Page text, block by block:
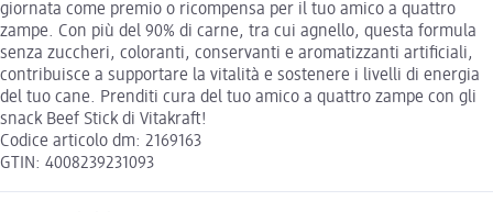
giornata come premio o ricompensa per il tuo amico a quattro
zampe. Con più del 90% di carne, tra cui agnello, questa formula
senza zuccheri, coloranti, conservanti e aromatizzanti artificiali,
contribuisce a supportare la vitalità e sostenere i livelli di energia
del tuo cane. Prenditi cura del tuo amico a quattro zampe con gli
snack Beef Stick di Vitakraft!
Codice articolo dm: 2169163
GTIN: 4008239231093